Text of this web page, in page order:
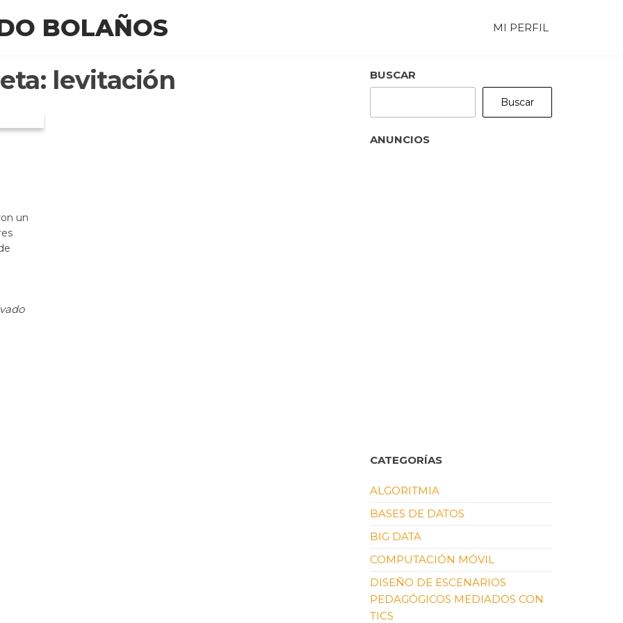
BOLAÑOS MI PERFIL
levitación
un
BUSCAR
Buscar
ANUNCIOS
CATEGORÍAS
ALGORITMIA
BASES DE DATOS
BIG DATA
COMPUTACIÓN MÓVIL
DISEÑO DE ESCENARIOS
PEDAGÓGICOS MEDIADOS CON
TICS